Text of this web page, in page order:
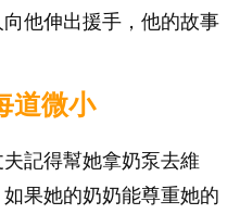
他伸出援手，他的故事
道微小
記得幫她拿奶泵去維
果她的奶奶能尊重她的